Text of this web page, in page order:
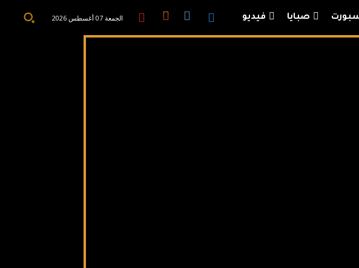
صبايا فيديو الجمعة 07 أغسطس 2026